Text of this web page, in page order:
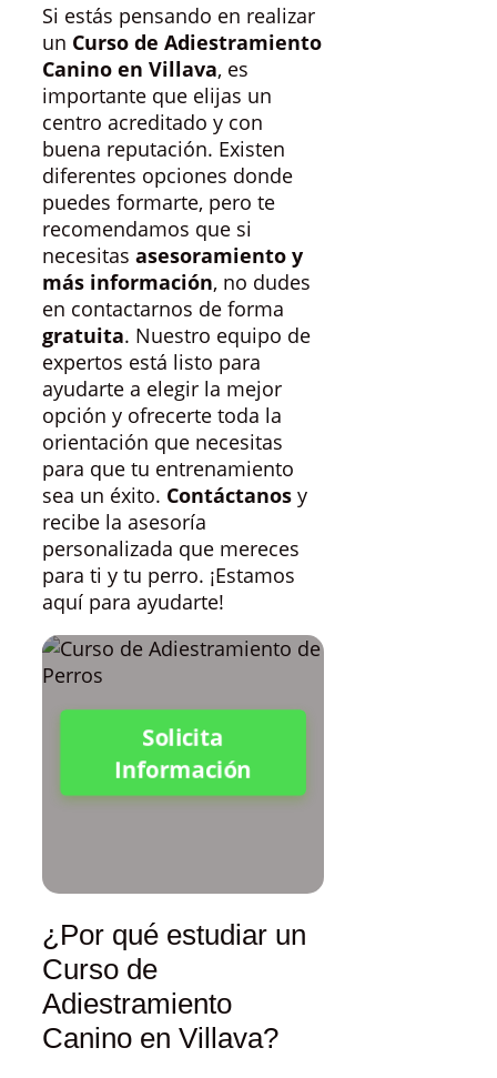
Si estás pensando en realizar
un Curso de Adiestramiento
Canino en Villava, es
importante que elijas un
centro acreditado y con
buena reputación. Existen
diferentes opciones donde
puedes formarte, pero te
recomendamos que si
necesitas asesoramiento y
más información, no dudes
en contactarnos de forma
gratuita. Nuestro equipo de
expertos está listo para
ayudarte a elegir la mejor
opción y ofrecerte toda la
orientación que necesitas
para que tu entrenamiento
sea un éxito. Contáctanos y
recibe la asesoría
personalizada que mereces
para ti y tu perro. ¡Estamos
aquí para ayudarte!
Solicita
Información
¿Por qué estudiar un
Curso de
Adiestramiento
Canino en Villava?